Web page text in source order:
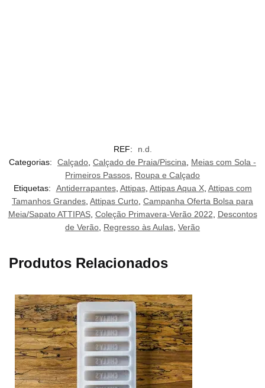
REF:
n.d.
Categorias:
Calçado Calçado de Praia/Piscina
Meias com Sola -
Primeiros Passos Roupa e Calçado
Etiquetas:
Antiderrapantes, Attipas, Attipas Aqua X, Attipas com
Tamanhos Grandes Attipas Curto Campanha Oferta Bolsa para
Meia/Sapato ATTIPAS, Coleção Primavera-Verão 2022
Descontos
de Verão Regresso às Aulas Verão
Produtos Relacionados